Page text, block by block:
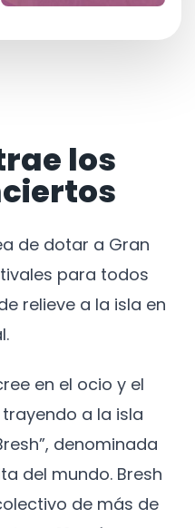
los
de dotar a Gran
para todos
relieve a la isla en
en el ocio y el
a la isla
denominada
del mundo. Bresh
de más de